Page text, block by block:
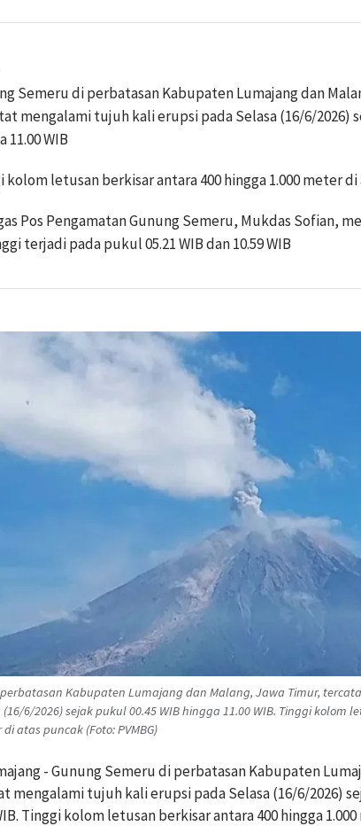
Semeru di perbatasan Kabupaten Lumajang dan
mengalami tujuh kali erupsi pada Selasa (16/6/2026)
11.00 WIB
kolom letusan berkisar antara 400 hingga 1.000 meter
Pos Pengamatan Gunung Semeru, Mukdas Sofian,
terjadi pada pukul 05.21 WIB dan 10.59 WIB
Kabupaten Lumajang dan Malang, Jawa Timur,
6/2026) sejak pukul 00.45 WIB hingga 11.00 WIB. Tinggi kolom
atas puncak (Foto: PVMBG)
- Gunung Semeru di perbatasan Kabupaten
mengalami tujuh kali erupsi pada Selasa (16/6/2026)
Tinggi kolom letusan berkisar antara 400 hingga